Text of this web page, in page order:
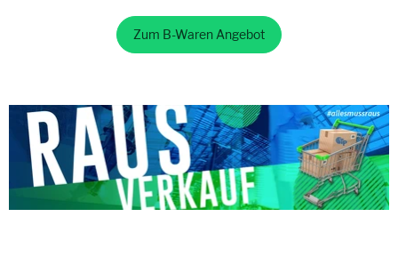
Zum B-Waren Angebot